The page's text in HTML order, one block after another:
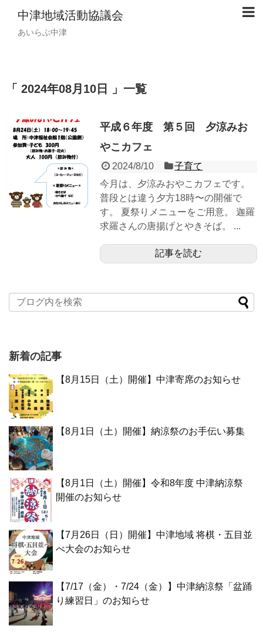
中津地域活動協議会
あいらぶ中津
「 2024年08月10日 」一覧
平成６年度 第５回 夕涼みお
やこカフェ
2024/8/10
子育て
今月は、夕涼みおやこカフェです。
普段とは違う夕方18時〜の開催で
す。 夏祭りメニューをご用意。 迦羅
求羅さんの唐揚げとやきそば。 ...
記事を読む
新着の記事
【8月15日（土）開催】中津寄席のお知らせ
【8月1日（土）開催】納涼祭のお手伝い募集
【8月1日（土）開催】令和8年度 中津納涼祭
開催のお知らせ
【7月26日（日）開催】中津地域 将棋・五目並
べ大会のお知らせ
【7/17（金）・7/24（金）】中津納涼祭「盆踊
り練習日」のお知らせ